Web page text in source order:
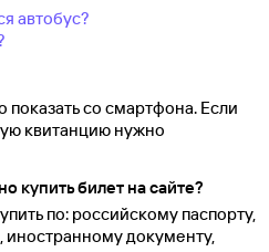
автобус?
показать со смартфона. Если
квитанцию нужно
купить билет на сайте?
по: российскому паспорту,
документу,